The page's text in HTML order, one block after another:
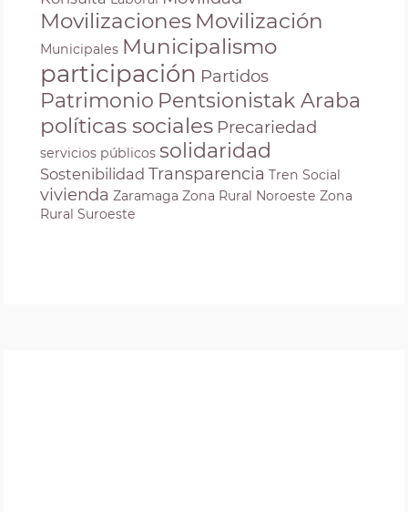
Movilizaciones Movilización
Municipales Municipalismo
participación Partidos
Patrimonio Pentsionistak Araba
políticas sociales Precariedad
servicios públicos solidaridad
Sostenibilidad Transparencia Tren Social
vivienda Zaramaga Zona Rural Noroeste Zona
Rural Suroeste